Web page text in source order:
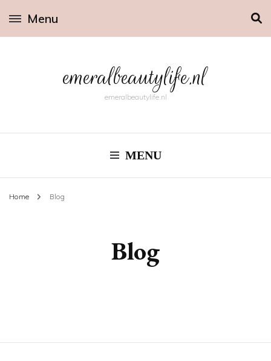
Menu
emeralbeautylife.nl
emeralbeautylife.nl
MENU
Home Blog
Blog